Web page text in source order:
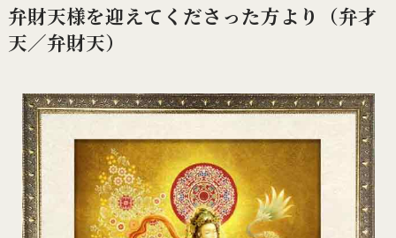
弁財天様を迎えてくださった方より（弁才
天／弁財天）